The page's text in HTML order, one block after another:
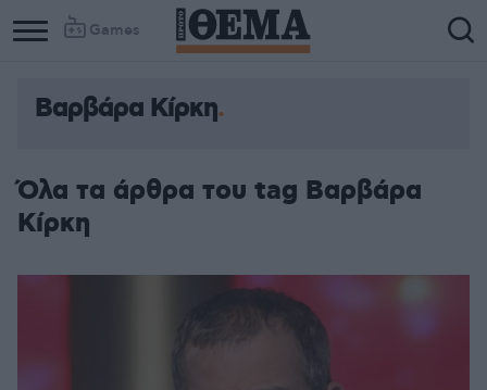
Games
Βαρβάρα Κίρκη
Όλα τα άρθρα του tag Βαρβάρα
Κίρκη